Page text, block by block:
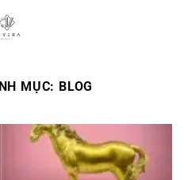
MỤC: BLOG